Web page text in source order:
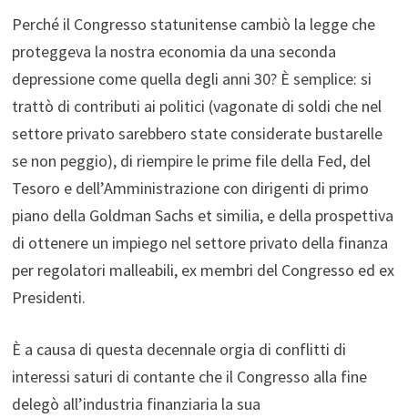
Perché il Congresso statunitense cambiò la legge che
proteggeva la nostra economia da una seconda
depressione come quella degli anni 30? È semplice: si
trattò di contributi ai politici (vagonate di soldi che nel
settore privato sarebbero state considerate bustarelle
se non peggio), di riempire le prime file della Fed, del
Tesoro e dell’Amministrazione con dirigenti di primo
piano della Goldman Sachs et similia, e della prospettiva
di ottenere un impiego nel settore privato della finanza
per regolatori malleabili, ex membri del Congresso ed ex
Presidenti.
È a causa di questa decennale orgia di conflitti di
interessi saturi di contante che il Congresso alla fine
delegò all’industria finanziaria la sua